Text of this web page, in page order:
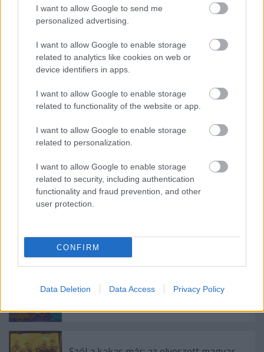
I want to allow Google to send me
personalized advertising.
I want to allow Google to enable storage
related to analytics like cookies on web or
device identifiers in apps.
I want to allow Google to enable storage
related to functionality of the website or app.
I want to allow Google to enable storage
related to personalization.
I want to allow Google to enable storage
related to security, including authentication
functionality and fraud prevention, and other
user protection.
CONFIRM
Data Deletion Data Access Privacy Policy
Címkék:tartalomjegyzék
Ajánlott bejegyzések:
Békemenet és valóság: barát-e Amerika?
Russell Kirk halálának 20. évfordulójára:
konzervatív gondolkodás az Egyesült
Államokban
Randizz a rasszizmus ellen?
Gyengeség és balítélet